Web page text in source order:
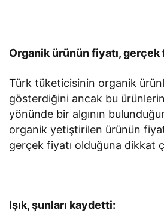
Organik ürünün fiyatı, gerçek
Türk tüketicisinin organik
gösterdiğini ancak bu
yönünde bir algının
organik yetiştirilen ürünün
gerçek fiyatı olduğuna dikkat
Işık, şunları kaydetti: